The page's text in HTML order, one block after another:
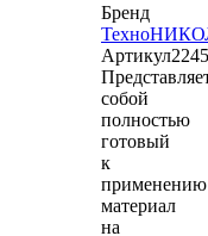
Бренд
Артикул
собой
полностью
готовый
к
применению
материал
на